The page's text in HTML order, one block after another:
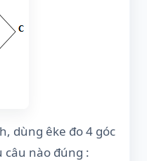
dùng êke đo 4 góc
câu nào đúng :